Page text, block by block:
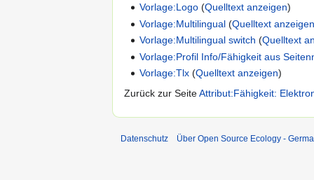
Vorlage:Logo (Quelltext anzeigen)
Vorlage:Multilingual (Quelltext
Vorlage:Multilingual switch (Quelltext
Vorlage:Profil Info/Fähigkeit aus
Vorlage:Tlx (Quelltext anzeigen)
Zurück zur SeiteAttribut:Fähigkeit:
Datenschutz Über Open Source Ecology -